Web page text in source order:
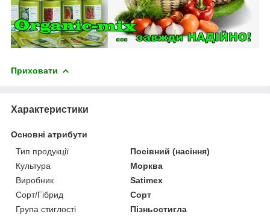
Приховати
Характеристики
Основні атрибути
Тип продукції
Посівний (насіння)
Культура
Морква
Виробник
Satimex
Сорт/Гібрид
Сорт
Група стиглості
Пізньостигла